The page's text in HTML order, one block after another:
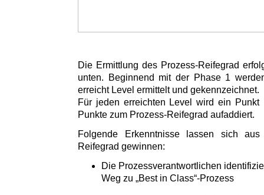
Die Ermittlung des Prozess-Reifegrad
unten. Beginnend mit der Phase 1
erreicht Level ermittelt und gekennzeichnet.
Für jeden erreichten Level wird ein
Punkte zum Prozess-Reifegrad aufaddiert.
Folgende Erkenntnisse lassen sich
Reifegrad gewinnen:
Die Prozessverantwortlichen
Weg zu „Best in Class“-Prozess